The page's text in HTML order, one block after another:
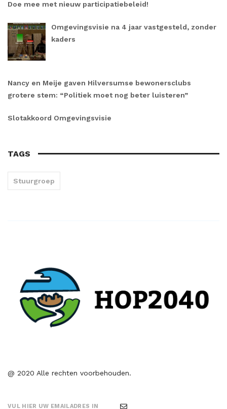
Doe mee met nieuw participatiebeleid!
Omgevingsvisie na 4 jaar vastgesteld, zonder
kaders
Nancy en Meije gaven Hilversumse bewonersclubs
grotere stem: “Politiek moet nog beter luisteren”
Slotakkoord Omgevingsvisie
TAGS
Stuurgroep
@ 2020 Alle rechten voorbehouden.